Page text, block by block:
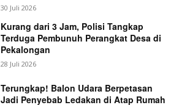
30 Juli 2026
Kurang dari 3 Jam, Polisi Tangkap
Terduga Pembunuh Perangkat Desa di
Pekalongan
28 Juli 2026
Terungkap! Balon Udara Berpetasan
Jadi Penyebab Ledakan di Atap Rumah